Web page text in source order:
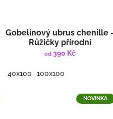
Gobelínový ubrus chenille -
Růžičky přírodní
od390 Kč
40x100 100x100
NOVINKA